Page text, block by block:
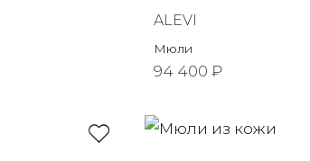
ALEVI
Мюли
94 400 ₽